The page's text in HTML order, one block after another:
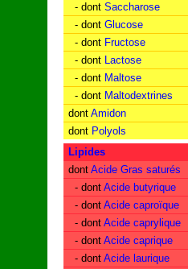
- dont Saccharose
- dont Glucose
- dont Fructose
- dont Lactose
- dont Maltose
- dont Maltodextrines
dont Amidon
dont Polyols
Lipides
dont Acide Gras saturés
- dont Acide butyrique
- dont Acide caproïque
- dont Acide caprylique
- dont Acide caprique
- dont Acide laurique